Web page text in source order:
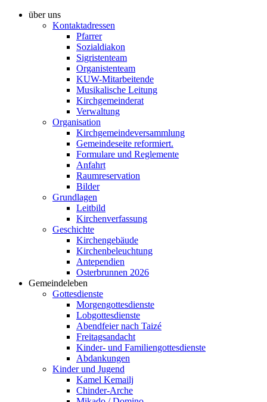
über uns
Kontaktadressen
Pfarrer
Sozialdiakon
Sigristenteam
Organistenteam
KUW-Mitarbeitende
Musikalische Leitung
Kirchgemeinderat
Verwaltung
Organisation
Kirchgemeindeversammlung
Gemeindeseite reformiert.
Formulare und Reglemente
Anfahrt
Raumreservation
Bilder
Grundlagen
Leitbild
Kirchenverfassung
Geschichte
Kirchengebäude
Kirchenbeleuchtung
Antependien
Osterbrunnen 2026
Gemeindeleben
Gottesdienste
Morgengottesdienste
Lobgottesdienste
Abendfeier nach Taizé
Freitagsandacht
Kinder- und Familien­gottesdienste
Abdankungen
Kinder und Jugend
Kamel Kemailj
Chinder-Arche